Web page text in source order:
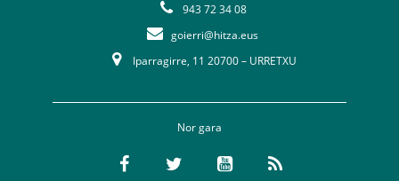
943 72 34 08
goierri@hitza.eus
Iparragirre, 11 20700 – URRETXU
Nor gara